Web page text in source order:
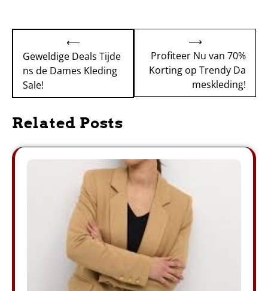
navigatie
⟵
Geweldige Deals Tijde
ns de Dames Kleding
Sale!
Profiteer Nu van 70%
Korting op Trendy Da
meskleding!
⟶
Related Posts